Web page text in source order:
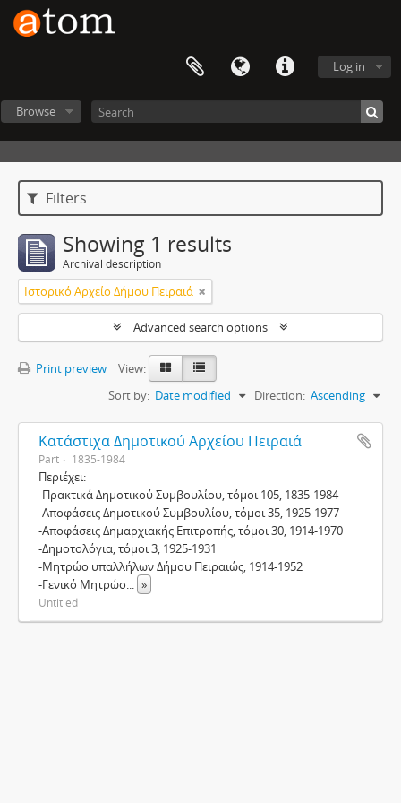
Log in
Browse
Filters
Showing 1 results
Archival description
Ιστορικό Αρχείο Δήμου Πειραιά
Advanced search options
Print preview
View:
Sort by: Date modified Direction: Ascending
Κατάστιχα Δημοτικού Αρχείου Πειραιά
Part 1835-1984
Περιέχει:
-Πρακτικά Δημοτικού Συμβουλίου, τόμοι 105, 1835-1984
-Αποφάσεις Δημοτικού Συμβουλίου, τόμοι 35, 1925-1977
-Αποφάσεις Δημαρχιακής Επιτροπής, τόμοι 30, 1914-1970
-Δημοτολόγια, τόμοι 3, 1925-1931
-Μητρώο υπαλλήλων Δήμου Πειραιώς, 1914-1952
-Γενικό Μητρώο... »
Untitled